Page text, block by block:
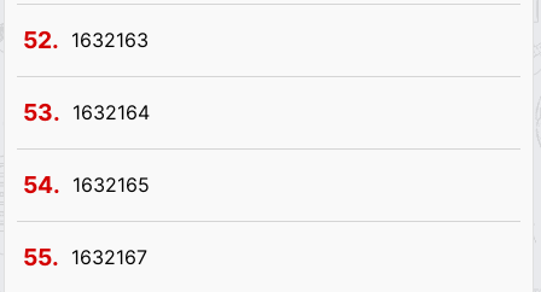
52. 1632163
53. 1632164
54. 1632165
55. 1632167